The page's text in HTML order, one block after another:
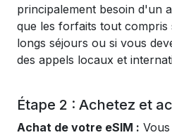
principalement besoin d'un
que les forfaits tout compris
longs séjours ou si vous
des appels locaux et
Étape 2 : Achetez et
Achat de votre eSIM :